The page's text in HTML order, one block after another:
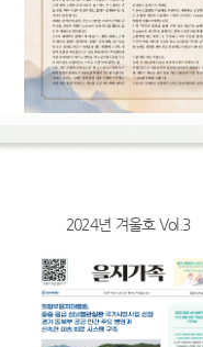
2024년 겨울호 Vol.3